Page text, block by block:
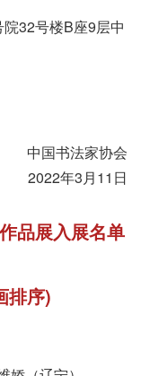
32号楼B座9层中
中国书法家协会
2022年3月11日
品展入展名单
排序)